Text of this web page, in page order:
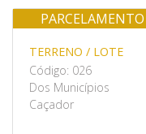
TERRENO / LOTE
Código: 026
Dos Municípios
Caçador